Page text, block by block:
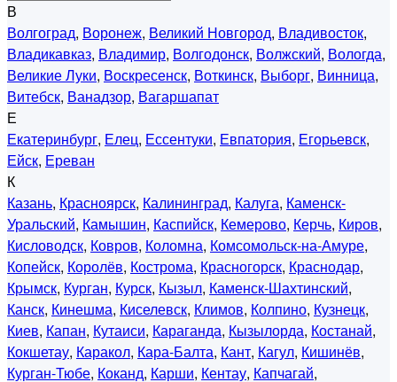
В
Волгоград, Воронеж, Великий Новгород, Владивосток,
Владикавказ, Владимир, Волгодонск, Волжский, Вологда,
Великие Луки, Воскресенск, Воткинск, Выборг, Винница,
Витебск, Ванадзор, Вагаршапат
Е
Екатеринбург, Елец, Ессентуки, Евпатория, Егорьевск,
Ейск, Ереван
К
Казань, Красноярск, Калининград, Калуга, Каменск-
Уральский, Камышин, Каспийск, Кемерово, Керчь, Киров,
Кисловодск, Ковров, Коломна, Комсомольск-на-Амуре,
Копейск, Королёв, Кострома, Красногорск, Краснодар,
Крымск, Курган, Курск, Кызыл, Каменск-Шахтинский,
Канск, Кинешма, Киселевск, Климов, Колпино, Кузнецк,
Киев, Капан, Кутаиси, Караганда, Кызылорда, Костанай,
Кокшетау, Каракол, Кара-Балта, Кант, Кагул, Кишинёв,
Курган-Тюбе, Коканд, Карши, Кентау, Капчагай,